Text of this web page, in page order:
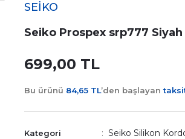
SEİKO
Seiko Prospex srp777
699,00 TL
Bu ürünü 84,65 TL’den başlayan
Kategori Seiko Silikon